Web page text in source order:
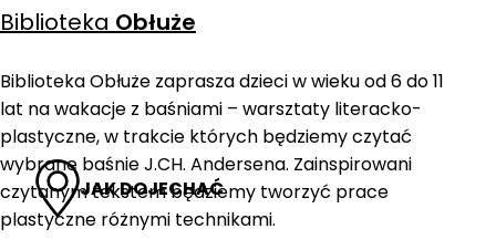
JAK DOJECHAĆ
Biblioteka Obłuże
Biblioteka Obłuże zaprasza dzieci w wieku od 6 do 11
lat na wakacje z baśniami – warsztaty literacko-
plastyczne, w trakcie których będziemy czytać
wybrane baśnie J.CH. Andersena. Zainspirowani
czytanym tekstem będziemy tworzyć prace
plastyczne różnymi technikami.